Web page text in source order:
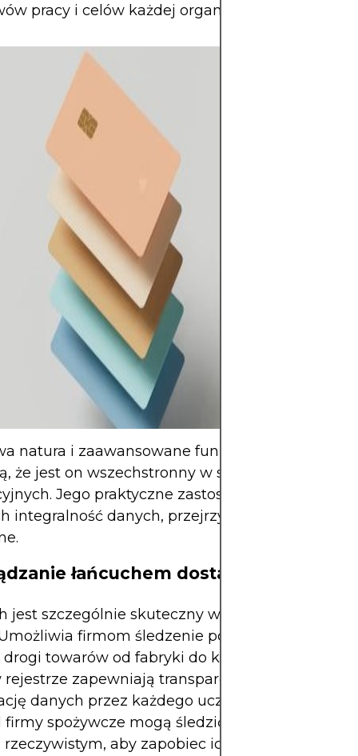
pracy i celów każdej organizacji.
natura i zaawansowane funkcje Hyperledger
że jest on wszechstronny w szerokiej gamie
Jego praktyczne zastosowanie obejmuje
integralność danych, przejrzystość i
łańcuchem dostaw
jest szczególnie skuteczny w środowiskach
firmom śledzenie pochodzenia,
drogi towarów od fabryki do konsumenta.
rejestrze zapewniają transparentną i bezpieczną
danych przez każdego uczestnika łańcucha.
firmy spożywcze mogą śledzić towary łatwo
rzeczywistym, aby zapobiec ich zepsuciu, a